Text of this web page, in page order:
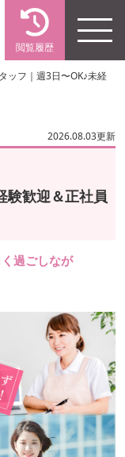
閲覧履歴
ッフ｜週3日〜OK♪未経
2026.08.03更新
験歓迎＆正社員
過ごしなが